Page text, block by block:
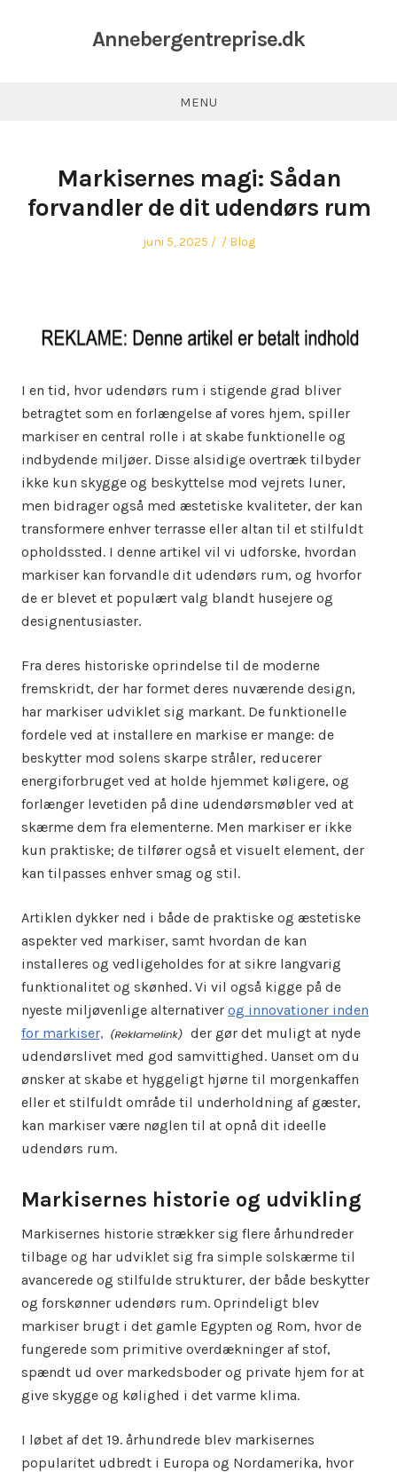
Annebergentreprise.dk
MENU
Markisernes magi: Sådan
forvandler de dit udendørs rum
Posted
juni 5, 2025 Author
Posted
Blog
I en tid, hvor udendørs rum i stigende grad bliver
betragtet som en forlængelse af vores hjem, spiller
markiser en central rolle i at skabe funktionelle og
indbydende miljøer. Disse alsidige overtræk tilbyder
ikke kun skygge og beskyttelse mod vejrets luner,
men bidrager også med æstetiske kvaliteter, der kan
transformere enhver terrasse eller altan til et stilfuldt
opholdssted. I denne artikel vil vi udforske, hvordan
markiser kan forvandle dit udendørs rum, og hvorfor
de er blevet et populært valg blandt husejere og
designentusiaster.
Fra deres historiske oprindelse til de moderne
fremskridt, der har formet deres nuværende design,
har markiser udviklet sig markant. De funktionelle
fordele ved at installere en markise er mange: de
beskytter mod solens skarpe stråler, reducerer
energiforbruget ved at holde hjemmet køligere, og
forlænger levetiden på dine udendørsmøbler ved at
skærme dem fra elementerne. Men markiser er ikke
kun praktiske; de tilfører også et visuelt element, der
kan tilpasses enhver smag og stil.
Artiklen dykker ned i både de praktiske og æstetiske
aspekter ved markiser, samt hvordan de kan
installeres og vedligeholdes for at sikre langvarig
funktionalitet og skønhed. Vi vil også kigge på de
nyeste miljøvenlige alternativer og innovationer inden
for markiser,
der gør det muligt at nyde
udendørslivet med god samvittighed. Uanset om du
ønsker at skabe et hyggeligt hjørne til morgenkaffen
eller et stilfuldt område til underholdning af gæster,
kan markiser være nøglen til at opnå dit ideelle
udendørs rum.
Markisernes historie og udvikling
Markisernes historie strækker sig flere århundreder
tilbage og har udviklet sig fra simple solskærme til
avancerede og stilfulde strukturer, der både beskytter
og forskønner udendørs rum. Oprindeligt blev
markiser brugt i det gamle Egypten og Rom, hvor de
fungerede som primitive overdækninger af stof,
spændt ud over markedsboder og private hjem for at
give skygge og kølighed i det varme klima.
I løbet af det 19. århundrede blev markisernes
popularitet udbredt i Europa og Nordamerika, hvor